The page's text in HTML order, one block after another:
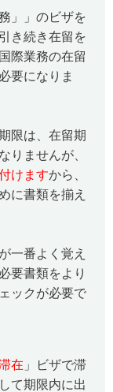
」」のビザを
き続き在留を
際業務の在留
要になりま
限は、在留期
りませんが、
けますから、
に書類を揃え
一番よく覚え
要書類をより
ックが必要で
在 」ビザで滞
て期限内に出